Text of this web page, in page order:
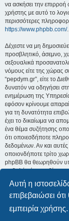
Αυτή η
επιβεβαιώσει
εμπειρία χρήσης.
να ασκήσει την επιρροή
χρήστης με αυτό το
περισσότερες
https://www.phpbb.com/.
Δέχεστε να μη
προσβλητικό, άσεμνο,
σεξουαλικά
νόμους είτε της χώρας
“pepdym.gr”, είτε το
δυνατόν να οδηγήσει
ενημέρωση της
εφόσον κρίνουμε
για τη δυνατότητα
έχει το δικαίωμα να
ένα θέμα συζήτησης
ότι οποιεσδήποτε
δεδομένων. Αν και
οποιονδήποτε τρίτο
phpBB θα θεωρηθούν
εισβολής ή παραβίασης
των δεδομένων.